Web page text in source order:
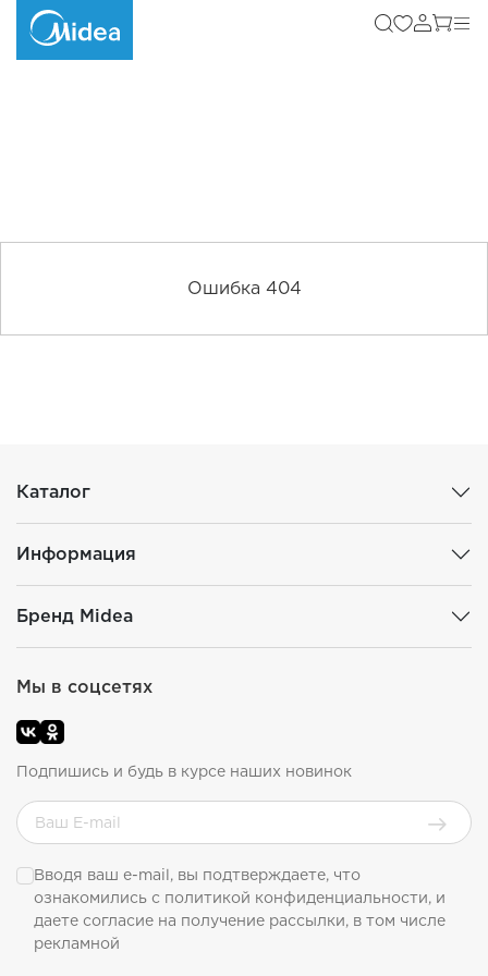
Ошибка 404
Каталог
Информация
Бренд Midea
Мы в соцсетях
Подпишись и будь в курсе наших новинок
Вводя ваш e-mail, вы подтверждаете, что
ознакомились с политикой конфиденциальности, и
даете согласие на получение рассылки, в том числе
рекламной